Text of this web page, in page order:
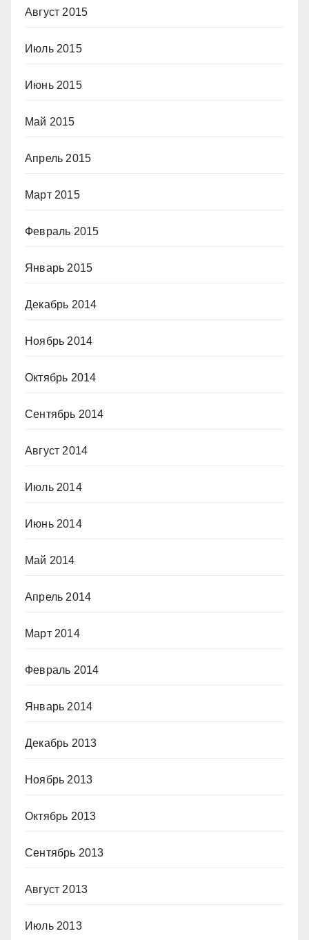
Август 2015
Июль 2015
Июнь 2015
Май 2015
Апрель 2015
Март 2015
Февраль 2015
Январь 2015
Декабрь 2014
Ноябрь 2014
Октябрь 2014
Сентябрь 2014
Август 2014
Июль 2014
Июнь 2014
Май 2014
Апрель 2014
Март 2014
Февраль 2014
Январь 2014
Декабрь 2013
Ноябрь 2013
Октябрь 2013
Сентябрь 2013
Август 2013
Июль 2013